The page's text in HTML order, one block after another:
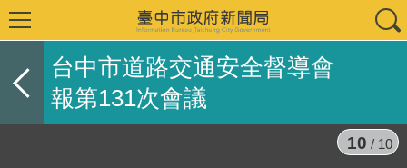
台中市道路交通安全督導會
報第131次會議
10 / 10